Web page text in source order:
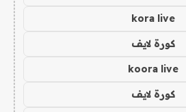
kora live
كورة لايف
koora live
كورة لايف